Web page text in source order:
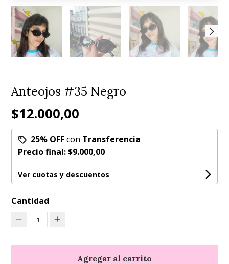
Anteojos #35 Negro
$12.000,00
25% OFFcon Transferencia
Precio final:$9.000,00
Ver cuotas y descuentos
Cantidad
1
Agregar al carrito